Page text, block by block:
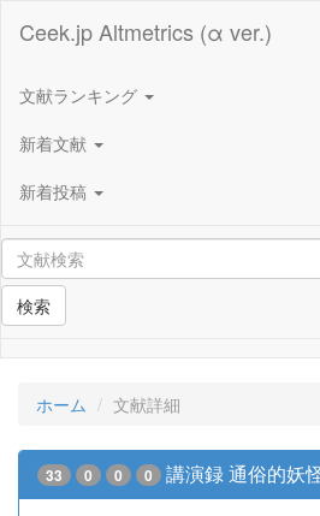
Ceek.jp Altmetrics (α ver.)
文献ランキング
新着文献
新着投稿
検索
ホーム 文献詳細
33 0 0 0 講演録 通俗的妖